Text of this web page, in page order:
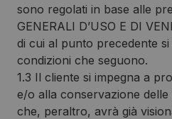
sono regolati in base alle
GENERALI D’USO E DI
di cui al punto precedente
condizioni che seguono.
1.3 Il cliente si impegna a
e/o alla conservazione
che, peraltro, avrà già